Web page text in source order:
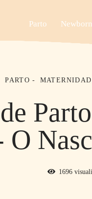
Parto Newborn
PARTO
O
1696